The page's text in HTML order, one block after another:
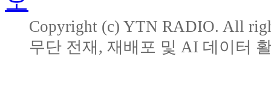
Copyright (c) YTN RADIO. All
무단 전재, 재배포 및 AI 데이터